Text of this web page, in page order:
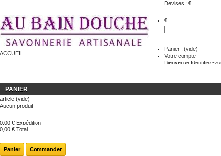
Devises : €
€
Panier : (vide)
Votre compte
Bienvenue Identifiez-
ACCUEIL
PANIER
article (vide)
Aucun produit
0,00 € Expédition
0,00 € Total
Panier Commander